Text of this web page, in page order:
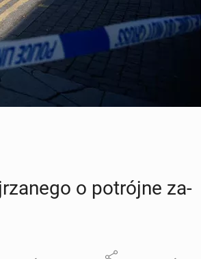
o po­trój­ne za­